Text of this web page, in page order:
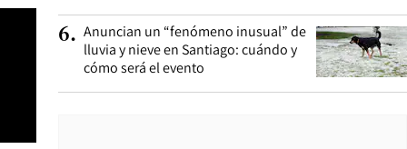
6. Anuncian un “fenómeno inusual” de
lluvia y nieve en Santiago: cuándo y
cómo será el evento